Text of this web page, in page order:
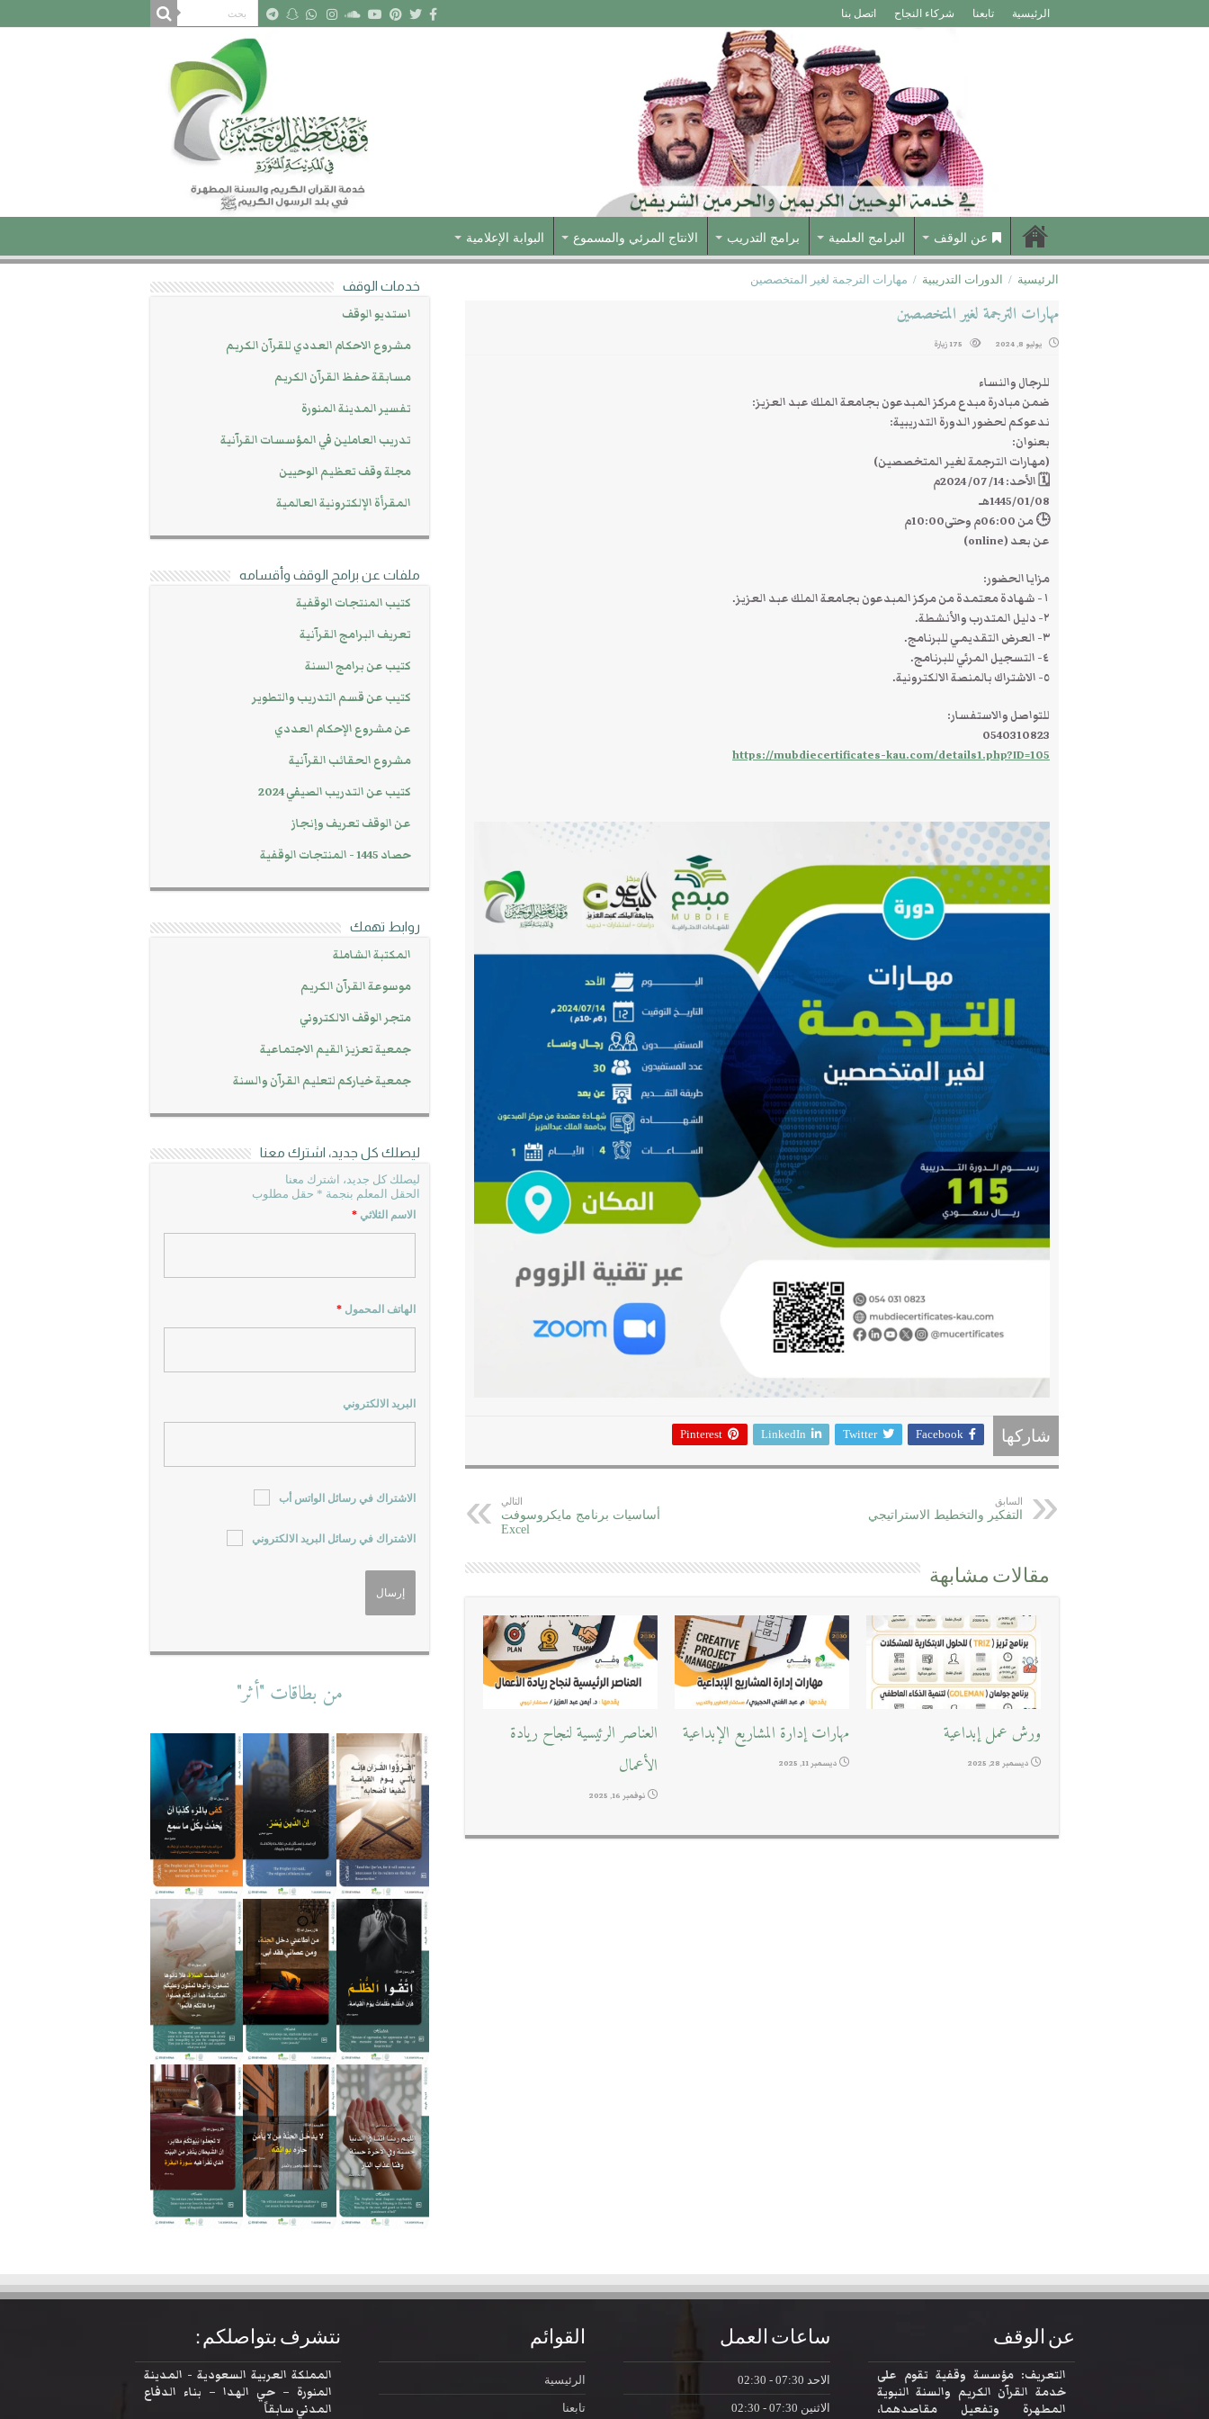
الرئيسية تابعنا شركاء النجاح اتصل بنا
عن الوقف البرامج العلمية برامج التدريب الانتاج المرئي والمسموع البوابة الإعلامية
الرئيسية / الدورات التدريبية / مهارات الترجمة لغير المتخصصين
مهارات الترجمة لغير المتخصصين
يوليو 8, 2024 175 زيارة
للرجال والنساء
ضمن مبادرة مبدع مركز المبدعون بجامعة الملك عبد العزيز:
ندعوكم لحضور الدورة التدريبية:
بعنوان:
(مهارات الترجمة لغير المتخصصين)
🗓️ الأحد: 14/ 07/ 2024م
1445/01/08هـ
🕒 من 06:00م وحتى10:00م
عن بعد (online)
مزايا الحضور:
١- شهادة معتمدة من مركز المبدعون بجامعة الملك عبد العزيز.
٢- دليل المتدرب والأنشطة.
٣- العرض التقديمي للبرنامج.
٤- التسجيل المرئي للبرنامج.
٥- الاشتراك بالمنصة الالكترونية.
للتواصل والاستفسار:
0540310823
https://mubdiecertificates-kau.com/details1.php?ID=105
شاركها Facebook
Twitter
LinkedIn
Pinterest
السابق
التفكير والتخطيط الاستراتيجي
التالي
أساسيات برنامج مايكروسوفت
Excel
مقالات مشابهة
ورش عمل إبداعية
ديسمبر 28, 2025
مهارات إدارة المشاريع الإبداعية
ديسمبر 11, 2025
العناصر الرئيسية لنجاح ريادة
الأعمال
نوفمبر 16, 2025
خدمات الوقف
استديو الوقف
مشروع الاحكام العددي للقرآن الكريم
مسابقة حفظ القرآن الكريم
تفسير المدينة المنورة
تدريب العاملين في المؤسسات القرآنية
مجلة وقف تعظيم الوحيين
المقرأة الإلكترونية العالمية
ملفات عن برامج الوقف وأقسامه
كتيب المنتجات الوقفية
تعريف البرامج القرآنية
كتيب عن برامج السنة
كتيب عن قسم التدريب والتطوير
عن مشروع الإحكام العددي
مشروع الحقائب القرآنية
كتيب عن التدريب الصيفي 2024
عن الوقف تعريف وإنجاز
حصاد 1445 - المنتجات الوقفية
روابط تهمك
المكتبة الشاملة
موسوعة القرآن الكريم
متجر الوقف الالكتروني
جمعية تعزيز القيم الاجتماعية
جمعية خياركم لتعليم القرآن والسنة
ليصلك كل جديد، اشترك معنا
ليصلك كل جديد، اشترك معنا
الحقل المعلم بنجمة * حقل مطلوب
الاسم الثلاثي *
الهاتف المحمول *
البريد الالكتروني
الاشتراك في رسائل الواتس أب
الاشتراك في رسائل البريد الالكتروني
من بطاقات "أثر"
عن الوقف
التعريف: مؤسسة وقفية تقوم على
خدمة القرآن الكريم والسنة النبوية
المطهرة وتفعيل مقاصدهما،
ساعات العمل
الاحد
الاثنين
القوائم
الرئيسية
تابعنا
نتشرف بتواصلكم :
المملكة العربية السعودية - المدينة
المنورة – حي الهدا – بناء الدفاع
المدني سابقاً